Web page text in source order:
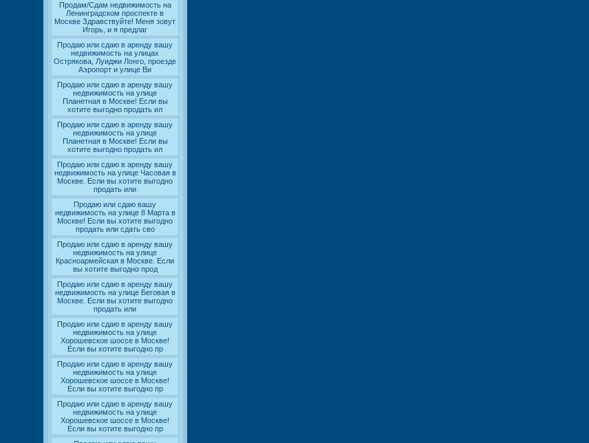
Продам/Сдам недвижимость на
Ленинградском проспекте в
Москве Здравствуйте! Меня зовут
Игорь, и я предлаг
Продаю или сдаю в аренду вашу
недвижимость на улицах
Острякова, Луиджи Лонго, проезде
Аэропорт и улице Ви
Продаю или сдаю в аренду вашу
недвижимость на улице
Планетная в Москве! Если вы
хотите выгодно продать ил
Продаю или сдаю в аренду вашу
недвижимость на улице
Планетная в Москве! Если вы
хотите выгодно продать ил
Продаю или сдаю в аренду вашу
недвижимость на улице Часовая в
Москве. Если вы хотите выгодно
продать или
Продаю или сдаю вашу
недвижимость на улице 8 Марта в
Москве! Если вы хотите выгодно
продать или сдать сво
Продаю или сдаю в аренду вашу
недвижимость на улице
Красноармейская в Москве. Если
вы хотите выгодно прод
Продаю или сдаю в аренду вашу
недвижимость на улице Беговая в
Москве. Если вы хотите выгодно
продать или
Продаю или сдаю в аренду вашу
недвижимость на улице
Хорошевское шоссе в Москве!
Если вы хотите выгодно пр
Продаю или сдаю в аренду вашу
недвижимость на улице
Хорошевское шоссе в Москве!
Если вы хотите выгодно пр
Продаю или сдаю в аренду вашу
недвижимость на улице
Хорошевское шоссе в Москве!
Если вы хотите выгодно пр